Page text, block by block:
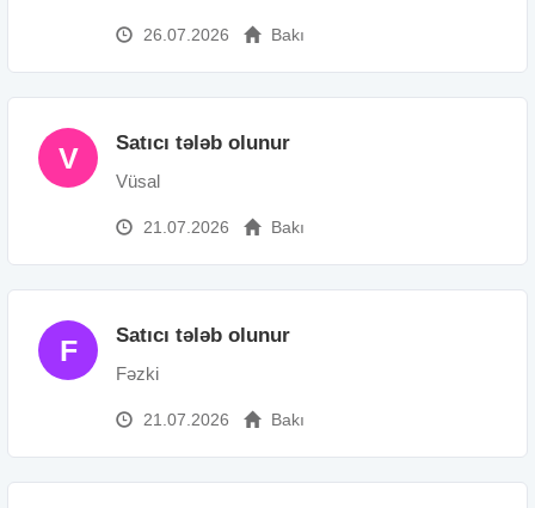
26.07.2026 Bakı
V Satıcı tələb olunur
Vüsal
21.07.2026 Bakı
F Satıcı tələb olunur
Fəzki
21.07.2026 Bakı